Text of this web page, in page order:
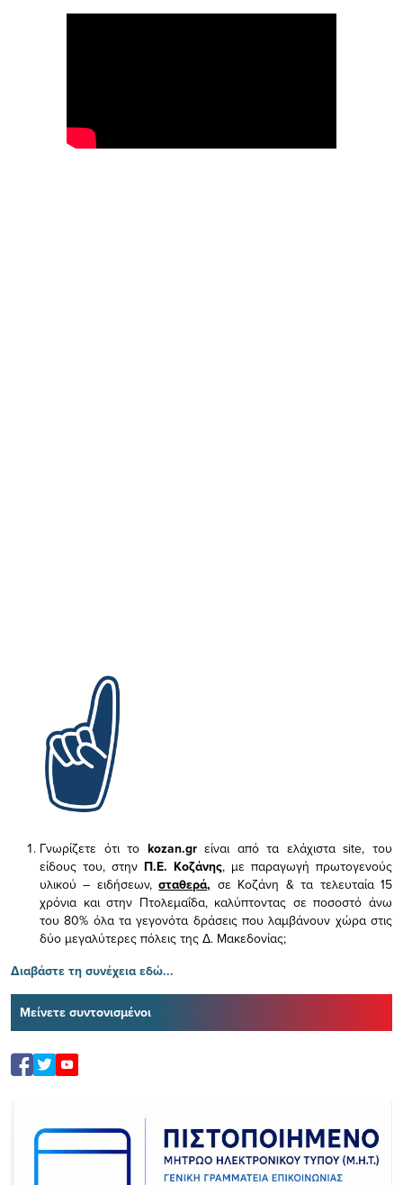
Γνωρίζετε ότι το kozan.gr είναι από τα ελάχισταsite, του
είδους του, στην Π.Ε. Κοζάνης, με παραγωγή πρωτογενούς
υλικού – ειδήσεων,σταθερά, σε Κοζάνη & τα τελευταία 15
χρόνια και στην Πτολεμαΐδα, καλύπτοντας σε ποσοστό άνω
του 80% όλα τα γεγονότα δράσεις που λαμβάνουν χώρα στις
δύο μεγαλύτερες πόλεις της Δ. Μακεδονίας;
Διαβάστε τη συνέχεια εδώ...
Μείνετε συντονισμένοι